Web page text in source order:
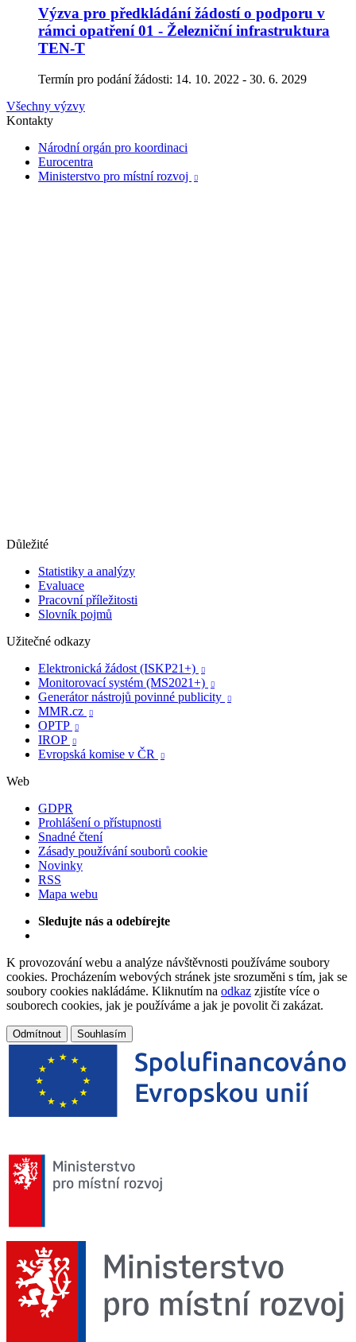
Výzva pro předkládání žádostí o podporu v
rámci opatření 01 - Železniční infrastruktura
TEN-T
Termín pro podání žádosti: 14. 10. 2022 - 30. 6. 2029
Všechny výzvy
Kontakty
Národní orgán pro koordinaci
Eurocentra
Ministerstvo pro místní rozvoj

Důležité
Statistiky a analýzy
Evaluace
Pracovní příležitosti
Slovník pojmů
Užitečné odkazy
Elektronická žádost (ISKP21+)

Monitorovací systém (MS2021+) 
Generátor nástrojů povinné publicity 
MMR.cz 
OPTP 
IROP 
Evropská komise v ČR 
Web
GDPR
Prohlášení o přístupnosti
Snadné čtení
Zásady používání souborů cookie
Novinky
RSS
Mapa webu
Sledujte nás a odebírejte
K provozování webu a analýze návštěvnosti používáme soubory
cookies. Procházením webových stránek jste srozuměni s tím, jak se
soubory cookies nakládáme. Kliknutím na odkaz zjistíte více o
souborech cookies, jak je používáme a jak je povolit či zakázat.
Odmítnout Souhlasím